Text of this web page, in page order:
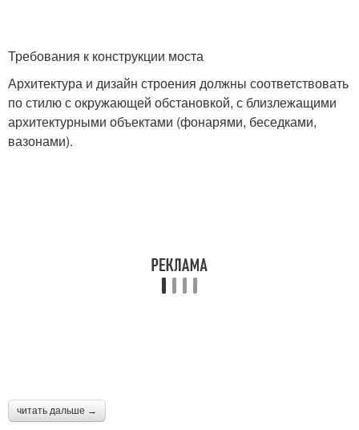
Требования к конструкции моста
Архитектура и дизайн строения должны соответствовать
по стилю с окружающей обстановкой, с близлежащими
архитектурными объектами (фонарями, беседками,
вазонами).
читать дальше →